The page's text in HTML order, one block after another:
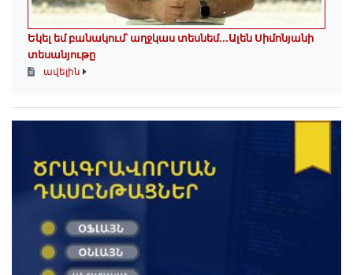
Եկել եմ բանակում՝ աղջկաս տեսնեմ․․․Ալեն Սիմոնյանի
տեսանյութը
ավելին